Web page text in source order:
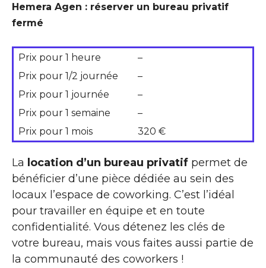
Hemera Agen : réserver un bureau privatif
fermé
Prix pour 1 heure
–
Prix pour 1/2 journée
–
Prix pour 1 journée
–
Prix pour 1 semaine
–
Prix pour 1 mois
320 €
La location d’un bureau privatif permet de
bénéficier d’une pièce dédiée au sein des
locaux l’espace de coworking. C’est l’idéal
pour travailler en équipe et en toute
confidentialité. Vous détenez les clés de
votre bureau, mais vous faites aussi partie de
la communauté des coworkers !